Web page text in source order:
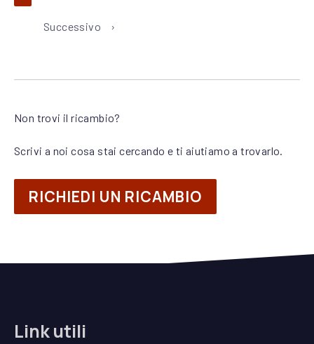
Successivo
Non trovi il ricambio?
Scrivi a noi cosa stai cercando e ti aiutiamo a trovarlo.
RICHIEDI UN RICAMBIO
Link utili